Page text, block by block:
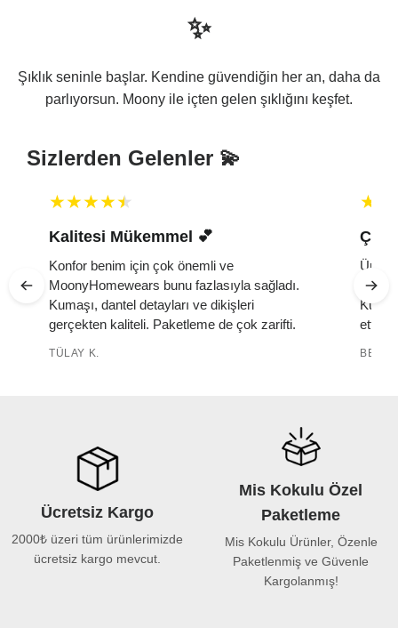
✨
Şıklık seninle başlar. Kendine güvendiğin her an, daha da
parlıyorsun. Moony ile içten gelen şıklığını keşfet.
Sizlerden Gelenler 💫
Kalitesi Mükemmel 💕 ️
Konfor benim için çok önemli ve
MoonyHomewears bunu fazlasıyla sağladı.
Kumaşı, dantel detayları ve dikişleri
gerçekten kaliteli. Paketleme de çok zarifti.
TÜLAY K.
Çok
Ürün
etti.
Ücretsiz Kargo
2000₺ üzeri tüm ürünlerimizde
ücretsiz kargo mevcut.
Mis Kokulu Özel
Paketleme
Mis Kokulu Ürünler, Özenle
Paketlenmiş ve Güvenle
Kargolanmış!